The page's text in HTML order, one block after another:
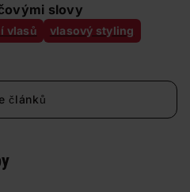
slovy
vlasů vlasový styling
článků